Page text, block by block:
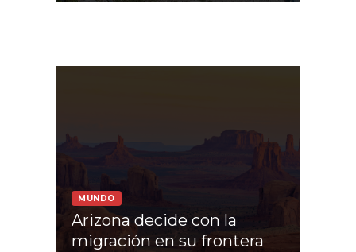
MUNDO
Arizona decide con la
migración en su frontera